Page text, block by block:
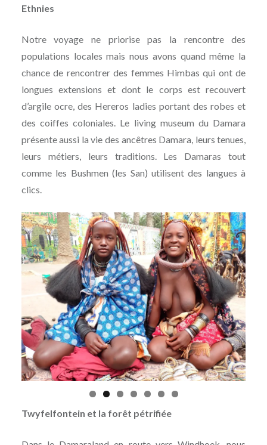
Ethnies
Notre voyage ne priorise pas la rencontre des
populations locales mais nous avons quand même la
chance de rencontrer des femmes Himbas qui ont de
longues extensions et dont le corps est recouvert
d’argile ocre, des Hereros ladies portant des robes et
des coiffes coloniales. Le living museum du Damara
présente aussi la vie des ancêtres Damara, leurs tenues,
leurs métiers, leurs traditions. Les Damaras tout
comme les Bushmen (les San) utilisent des langues à
clics.
Twyfelfontein et la forêt pétrifiée